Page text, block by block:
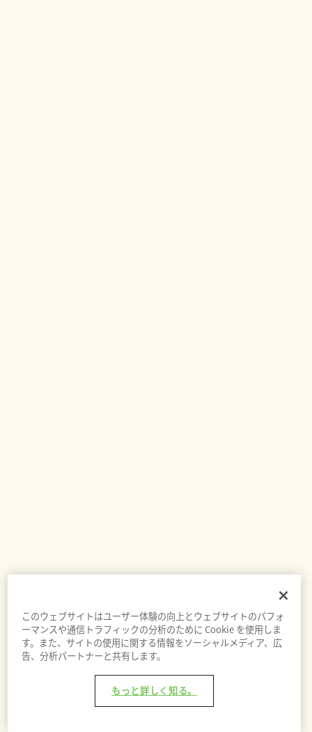
このウェブサイトはユーザー体験の向上とウェブサイトのパフォ
ーマンスや通信トラフィックの分析のために Cookie を使用しま
す。また、サイトの使用に関する情報をソーシャルメディア、広
告、分析パートナーと共有します。
もっと詳しく知る。